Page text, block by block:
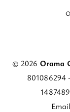
© 2026 Orama